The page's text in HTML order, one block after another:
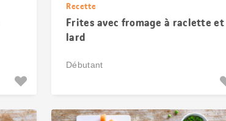
Recette
Frites avec fromage à raclette et
lard
Débutant